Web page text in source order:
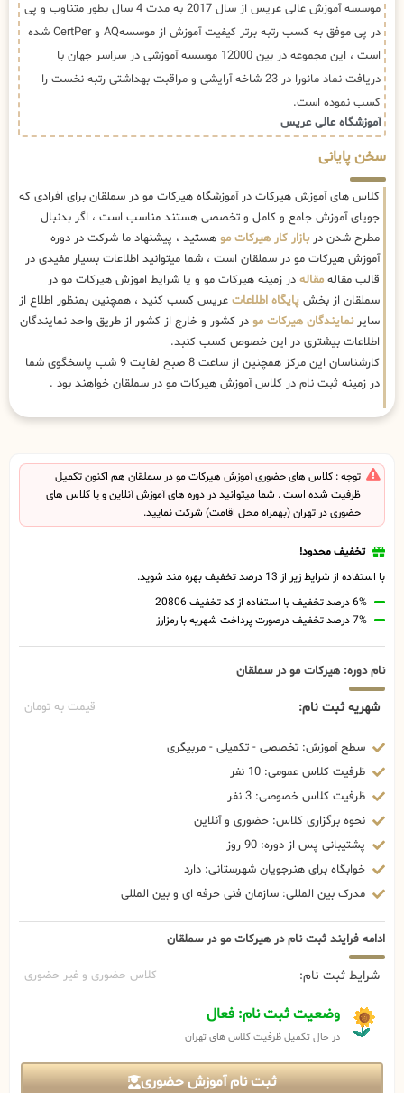
موسسه آموزش عالی عریس از سال 2017 به مدت 4 سال بطور متناوب و پی
در پی موفق به کسب رتبه برتر کیفیت آموزش از موسسهAQ و CertPer شده
است ، این مجموعه در بین 12000 موسسه آموزشی در سراسر جهان با
دریافت نماد مانورا در 23 شاخه آرایشی و مراقبت بهداشتی رتبه نخست را
کسب نموده است.
آموزشگاه عالی عریس
سخن پایانی
کلاس های آموزش هیرکات در آموزشگاه هیرکات مو در سملقان برای افرادی که
جویای آموزش جامع و کامل و تخصصی هستند مناسب است ، اگر بدنبال
مطرح شدن دربازار کار هیرکات مو هستید ، پیشنهاد ما شرکت در دوره
آموزش هیرکات مو در سملقان است ، شما میتوانید اطلاعات بسیار مفیدی در
قالب مقاله مقاله در زمینه هیرکات مو و یا شرایط اموزش هیرکات مو در
سملقان از بخش پایگاه اطلاعات عریس کسب کنید ، همچنین بمنظور اطلاع از
سایرنمایندگان هیرکات مو در کشور و خارج از کشور از طریق واحد نمایندگان
اطلاعات بیشتری در این خصوص کسب کنبد.
کارشناسان این مرکز همچنین از ساعت 8 صبح لغایت 9 شب پاسخگوی شما
در زمینه ثبت نام در کلاس آموزش هیرکات مو در سملقان خواهند بود .
توجه : کلاس های حضوری آموزش هیرکات مو در سملقان هم اکنون تکمیل
ظرفیت شده است . شما میتوانید در دوره های آموزش آنلاین و یا کلاس های
حضوری در تهران (بهمراه محل اقامت) شرکت نمایید.
تخفیف محدود!
با استفاده از شرایط زیر از 13 درصد تخفیف بهره مند شوید.
6% درصد تخفیف با استفاده از کد تخفیف 20806
7% درصد تخفیف درصورت پرداخت شهریه با رمزارز
نام دوره: هیرکات مو در سملقان
شهریه ثبت نام: قیمت به تومان
سطح آموزش: تخصصی - تکمیلی - مربیگری
ظرفیت کلاس عمومی: 10 نفر
ظرفیت کلاس خصوصی: 3 نفر
نحوه برگزاری کلاس: حضوری و آنلاین
پشتیبانی پس از دوره: 90 روز
خوابگاه برای هنرجویان شهرستانی: دارد
مدرک بین المللی: سازمان فنی حرفه ای و بین المللی
ادامه فرایند ثبت نام در هیرکات مو در سملقان
شرایط ثبت نام: کلاس حضوری و غیر حضوری
وضعیت ثبت نام: فعال
در حال تکمیل ظرفیت کلاس های تهران
ثبت نام آموزش حضوری